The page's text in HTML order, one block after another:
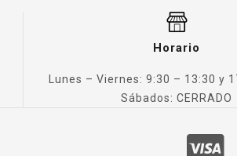
Horario
Lunes – Viernes: 9:30 – 13:30 y
Sábados: CERRADO